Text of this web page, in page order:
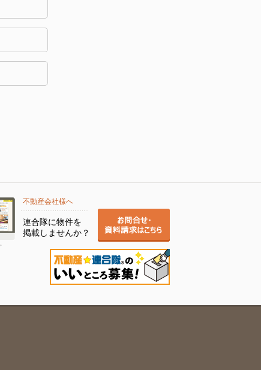
不動産会社様へ
連合隊に物件を
掲載しませんか？